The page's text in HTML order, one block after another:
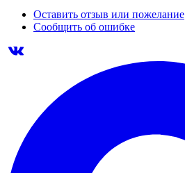
Оставить отзыв или пожелание
Сообщить об ошибке